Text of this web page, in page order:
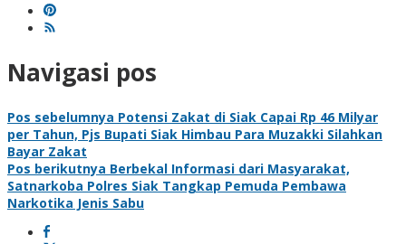
Navigasi pos
Pos sebelumnya Potensi Zakat di Siak Capai Rp 46 Milyar
per Tahun, Pjs Bupati Siak Himbau Para Muzakki Silahkan
Bayar Zakat
Pos berikutnya Berbekal Informasi dari Masyarakat,
Satnarkoba Polres Siak Tangkap Pemuda Pembawa
Narkotika Jenis Sabu